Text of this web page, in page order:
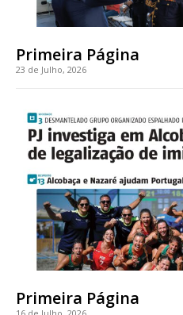
casa
Acesso ao conteúdo
Acesso aos conteúdos
assinantes
Escolha
Primeira Página
23 de Julho, 2026
Primeira Página